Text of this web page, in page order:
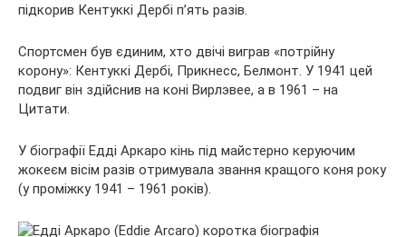
підкорив Кентуккі Дербі п’ять разів.
Спортсмен був єдиним, хто двічі виграв «потрійну
корону»: Кентуккі Дербі, Прикнесс, Белмонт. У 1941 цей
подвиг він здійснив на коні Вирлэвее, а в 1961 – на
Цитати.
У біографії Едді Аркаро кінь під майстерно керуючим
жокеєм вісім разів отримувала звання кращого коня року
(у проміжку 1941 – 1961 років).